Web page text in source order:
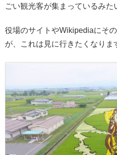
ごい観光客が集まっているみた
役場のサイトやWikipediaにそ
が、これは見に行きたくなりま